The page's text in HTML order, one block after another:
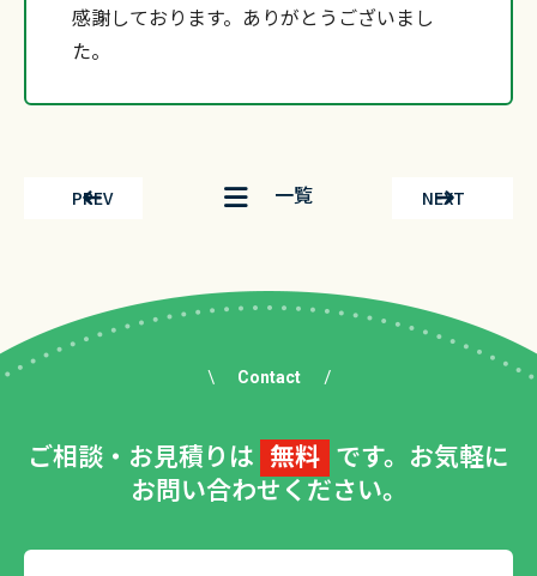
感謝しております。ありがとうございまし
た。
PREV 一覧 NEXT
Contact
ご相談・お見積りは 無料 です。お気軽に
お問い合わせください。